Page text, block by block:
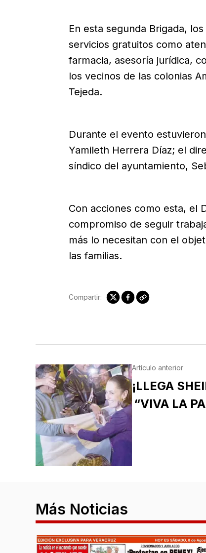
En esta segunda Brigada,
servicios gratuitos como
farmacia, asesoría jurídica,
los vecinos de las colonias
Tejeda.
Durante el evento
Yamileth Herrera Díaz; el
síndico del ayuntamiento,
Con acciones como esta, el
compromiso de seguir
más lo necesitan con el
las familias.
Compartir:
Artículo anterior
¡LLEGA
“VIVA LA
Más Noticias